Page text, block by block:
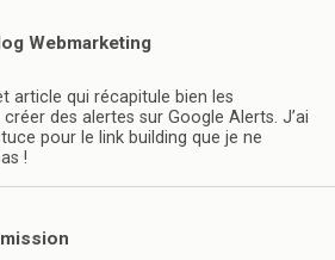
Webmarketing
article qui récapitule bien les
des alertes sur Google Alerts. J’ai
pour le link building que je ne
!